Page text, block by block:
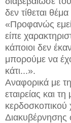
δεν τίθεται
«Προφανώς
είπε
κάποιοι δεν
μπορούμε να
κάτι...».
Αναφορικά με
εταιρείας και
Διακυβέρνησης